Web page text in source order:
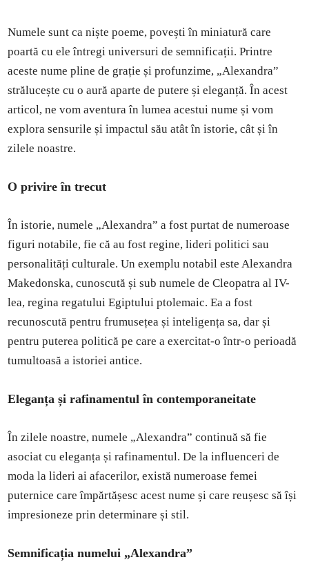
Numele sunt ca niște poeme, povești în miniatură care
poartă cu ele întregi universuri de semnificații. Printre
aceste nume pline de grație și profunzime, „Alexandra”
strălucește cu o aură aparte de putere și eleganță. În acest
articol, ne vom aventura în lumea acestui nume și vom
explora sensurile și impactul său atât în istorie, cât și în
zilele noastre.
O privire în trecut
În istorie, numele „Alexandra” a fost purtat de numeroase
figuri notabile, fie că au fost regine, lideri politici sau
personalități culturale. Un exemplu notabil este Alexandra
Makedonska, cunoscută și sub numele de Cleopatra al IV-
lea, regina regatului Egiptului ptolemaic. Ea a fost
recunoscută pentru frumusețea și inteligența sa, dar și
pentru puterea politică pe care a exercitat-o într-o perioadă
tumultoasă a istoriei antice.
Eleganța și rafinamentul în contemporaneitate
În zilele noastre, numele „Alexandra” continuă să fie
asociat cu eleganța și rafinamentul. De la influenceri de
moda la lideri ai afacerilor, există numeroase femei
puternice care împărtășesc acest nume și care reușesc să își
impresioneze prin determinare și stil.
Semnificația numelui „Alexandra”